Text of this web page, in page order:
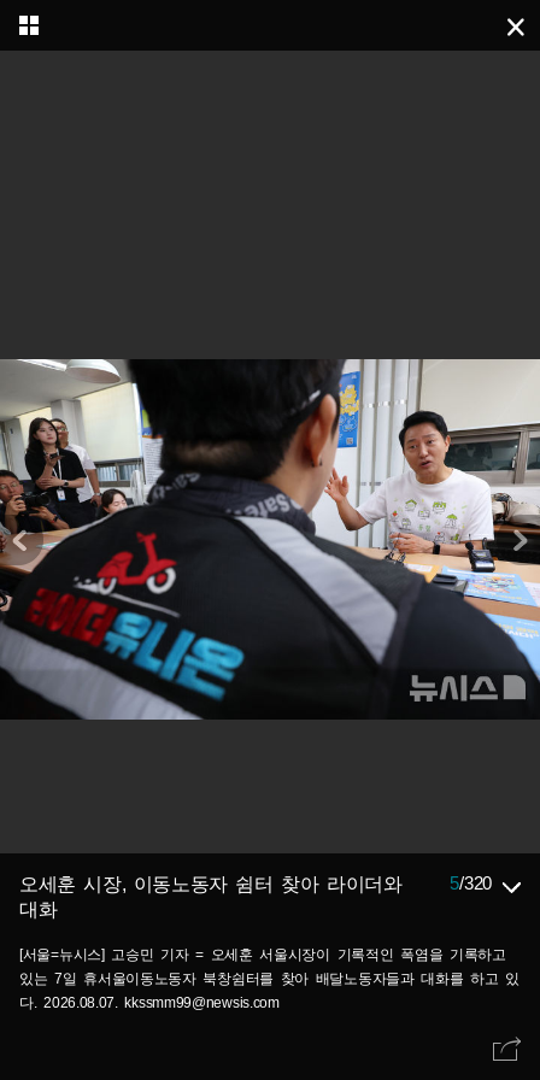
오세훈 시장, 이동노동자 쉼터 찾아 라이더와
대화
5/320
[서울=뉴시스] 고승민 기자 = 오세훈 서울시장이 기록적인 폭염을 기록하고
있는 7일 휴서울이동노동자 북창쉼터를 찾아 배달노동자들과 대화를 하고 있
다. 2026.08.07. kkssmm99@newsis.com